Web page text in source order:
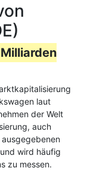
laut
der Welt
auch
wird häufig
zu messen.